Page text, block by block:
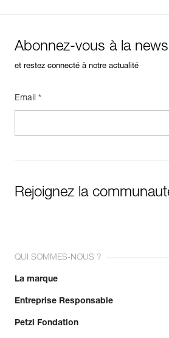
Abonnez-vous à la
et restez connecté à notre actualité
Email *
Rejoignez la
QUI SOMMES-NOUS ?
La marque
Entreprise Responsable
Petzl Fondation